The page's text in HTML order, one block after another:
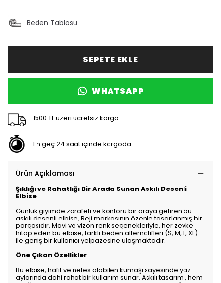
Beden Tablosu
SEPETE EKLE
WHATSAPP
1500 TL üzeri ücretsiz kargo
En geç 24 saat içinde kargoda
Ürün Açıklaması
Şıklığı ve Rahatlığı Bir Arada Sunan Askılı Desenli
Elbise
Günlük giyimde zarafeti ve konforu bir araya getiren bu
askılı desenli elbise, Reji markasının özenle tasarlanmış bir
parçasıdır. Mavi ve vizon renk seçenekleriyle, her zevke
hitap eden bu elbise, farklı beden alternatifleri (S, M, L, XL)
ile geniş bir kullanıcı yelpazesine ulaşmaktadır.
Öne Çıkan Özellikler
Bu elbise, hafif ve nefes alabilen kumaşı sayesinde yaz
aylarında dahi rahat bir kullanım sunar. Askılı tasarımı, hem